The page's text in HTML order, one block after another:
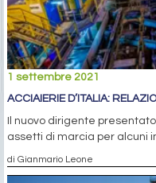
1 settembre 2021
ACCIAIERIE D’ITALIA:
Il nuovo dirigente
assetti di marcia per alcuni
di Gianmario Leone